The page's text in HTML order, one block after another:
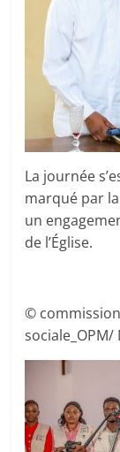
La journée
marqué par
un
de l’Église.
©
sociale_OPM/